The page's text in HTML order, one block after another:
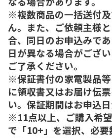
※複数商品の一括送付
ん。また、ご依頼主様
合、同日のお申込みで
日が異なる場合がござ
ご了承ください。
※保証書付の家電製品
に領収書又はお届け伝
い。保証期間はお申込日
※11点以上、ご購入希
で「10+」を選択、必要